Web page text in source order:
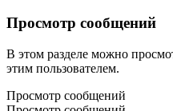
Просмотр сообщений
В этом разделе можно
этим пользователем.
Просмотр сообщений